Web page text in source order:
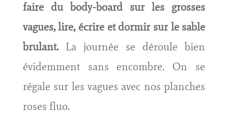
faire du body-board sur les grosses
vagues, lire, écrire et dormir sur le sable
brulant.La journée se déroule bien
évidemment sans encombre. On se
régale sur les vagues avec nos planches
roses fluo.